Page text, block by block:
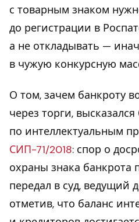
с товарным знаком
до регистрации в
а не откладывать —
в чужую конкурсную
О том, зачем банкроту
через торги, высказался
по интеллектуальным
СИП-71/2018: спор о
охраны знака банкрота
передал в суд, ведущий
отметив, что баланс